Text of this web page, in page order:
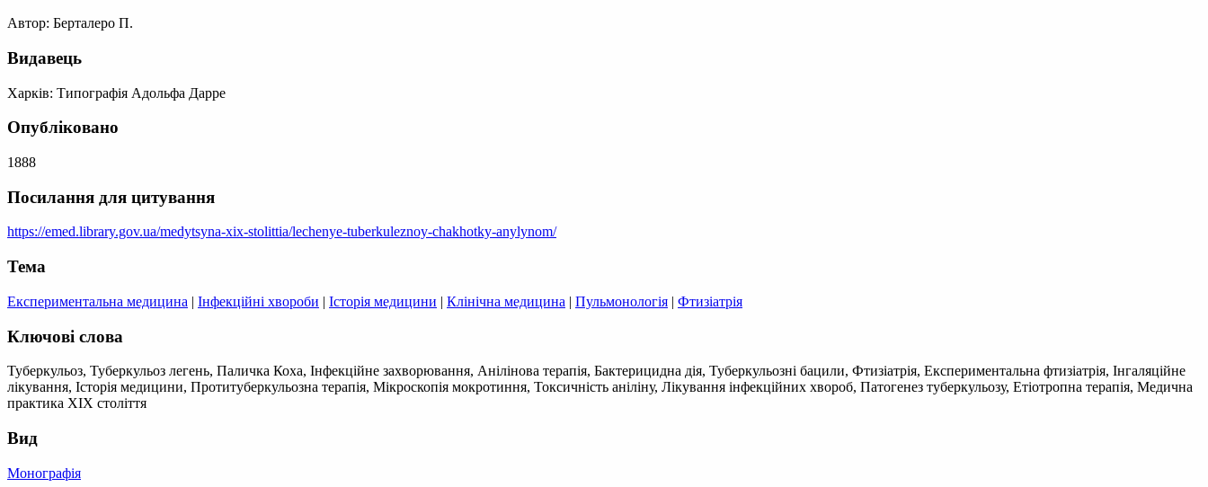
Автор: Берталеро П.
Видавець
Харків: Типографія Адольфа Дарре
Опубліковано
1888
Посилання для цитування
https://emed.library.gov.ua/medytsyna-xix-stolittia/lechenye-tuberkuleznoy-chakhotky-anylynom/
Тема
Експериментальна медицина | Інфекційні хвороби | Історія медицини | Клінічна медицина | Пульмонологія | Фтизіатрія
Ключові слова
Туберкульоз, Туберкульоз легень, Паличка Коха, Інфекційне захворювання, Анілінова терапія, Бактерицидна дія, Туберкульозні бацили, Фтизіатрія, Експериментальна фтизіатрія, Інгаляційне
лікування, Історія медицини, Протитуберкульозна терапія, Мікроскопія мокротиння, Токсичність аніліну, Лікування інфекційних хвороб, Патогенез туберкульозу, Етіотропна терапія, Медична
практика ХІХ століття
Вид
Монографія